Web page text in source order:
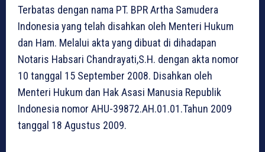
Terbatas dengan nama PT. BPR Artha Samudera
Indonesia yang telah disahkan oleh Menteri Hukum
dan Ham. Melalui akta yang dibuat di dihadapan
Notaris Habsari Chandrayati,S.H. dengan akta nomor
10 tanggal 15 September 2008. Disahkan oleh
Menteri Hukum dan Hak Asasi Manusia Republik
Indonesia nomor AHU-39872.AH.01.01.Tahun 2009
tanggal 18 Agustus 2009.